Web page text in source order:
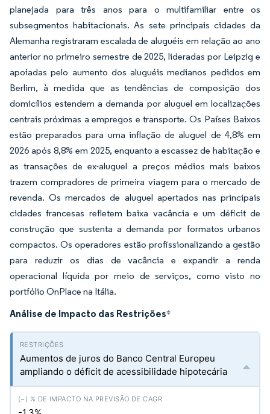
planejada para três anos para o multifamiliar entre os
subsegmentos habitacionais. As sete principais cidades da
Alemanha registraram escalada de aluguéis em relação ao ano
anterior no primeiro semestre de 2025, lideradas por Leipzig e
apoiadas pelo aumento dos aluguéis medianos pedidos em
Berlim, à medida que as tendências de composição dos
domicílios estendem a demanda por aluguel em localizações
centrais próximas a empregos e transporte. Os Países Baixos
estão preparados para uma inflação de aluguel de 4,8% em
2026 após 8,8% em 2025, enquanto a escassez de habitação e
as transações de ex-aluguel a preços médios mais baixos
trazem compradores de primeira viagem para o mercado de
revenda. Os mercados de aluguel apertados nas principais
cidades francesas refletem baixa vacância e um déficit de
construção que sustenta a demanda por formatos urbanos
compactos. Os operadores estão profissionalizando a gestão
para reduzir os dias de vacância e expandir a renda
operacional líquida por meio de serviços, como visto no
portfólio OnPlace na Itália.
Análise de Impacto das Restrições*
Aumentos de juros do Banco Central Europeu
ampliando o déficit de acessibilidade hipotecária